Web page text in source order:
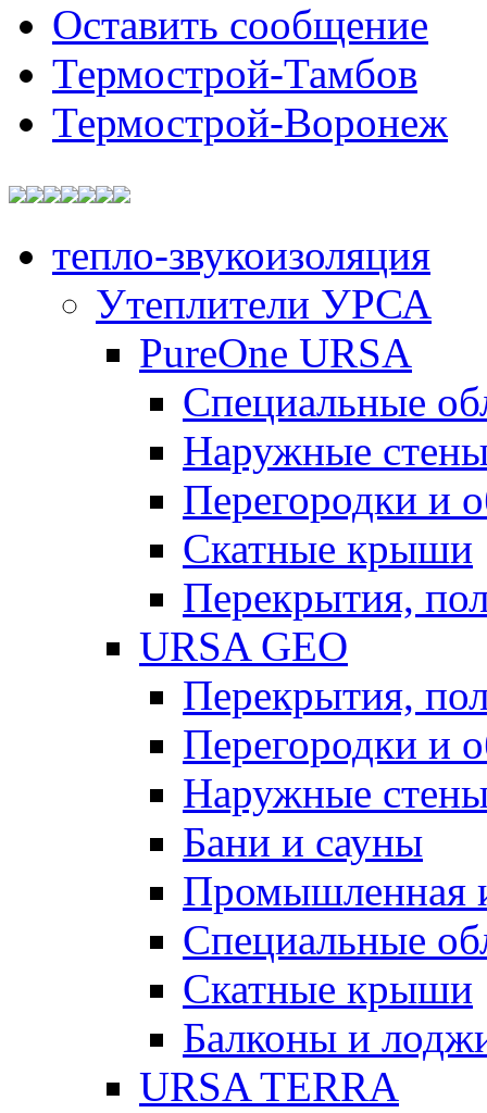
Оставить сообщение
Термострой-Тамбов
Термострой-Воронеж
тепло-звукоизоляция
Утеплители УРСА
PureOne URSA
Специальные
Наружные
Перегородки и
Скатные крыши
Перекрытия,
URSA GEO
Перекрытия,
Перегородки и
Наружные
Бани и сауны
Промышленная
Специальные
Скатные крыши
Балконы и
URSA TERRA